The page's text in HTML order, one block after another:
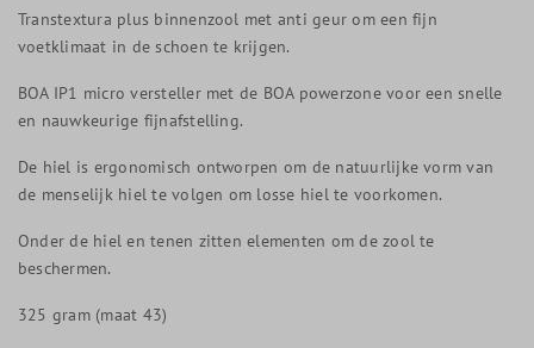
Transtextura plus binnenzool met anti geur om een fijn
voetklimaat in de schoen te krijgen.
BOA IP1 micro versteller met de BOA powerzone voor een snelle
en nauwkeurige fijnafstelling.
De hiel is ergonomisch ontworpen om de natuurlijke vorm van
de menselijk hiel te volgen om losse hiel te voorkomen.
Onder de hiel en tenen zitten elementen om de zool te
beschermen.
325 gram (maat 43)